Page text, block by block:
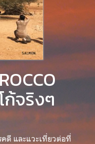
ก้จริงๆ
ดี และแวะเที่ยวต่อที่